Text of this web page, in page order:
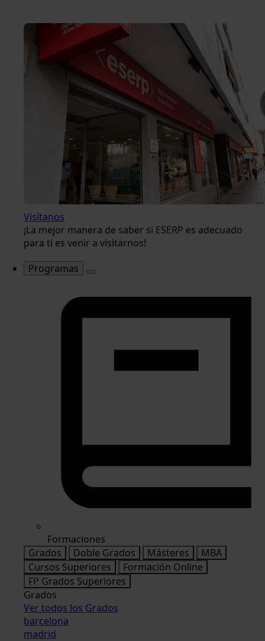
Visítanos
¡La mejor manera de saber si ESERP es adecuado
para tí es venir a visitarnos!
Programas
Formaciones
Grados
Doble Grados Másteres
MBA
Cursos Superiores
Formación Online
FP Grados Superiores
Grados
Ver todos los Grados
barcelona
madrid